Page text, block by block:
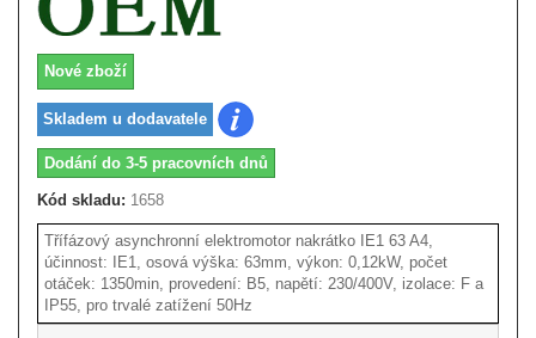
Nové zboží
Skladem u dodavatele
Dodání do 3-5 pracovních dnů
Kód skladu: 1658
Třífázový asynchronní elektromotor nakrátko IE1 63 A4,
účinnost: IE1, osová výška: 63mm, výkon: 0,12kW, počet
otáček: 1350min, provedení: B5, napětí: 230/400V, izolace: F a
IP55, pro trvalé zatížení 50Hz